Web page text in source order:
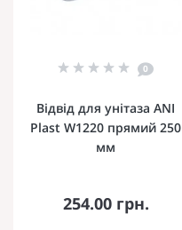
0
Відвід для унітаза ANI
Plast W1220 прямий 250
мм
254.00 грн.